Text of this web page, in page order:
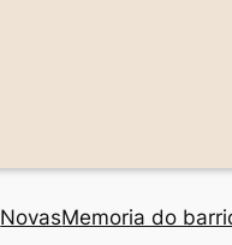
NovasMemoria do